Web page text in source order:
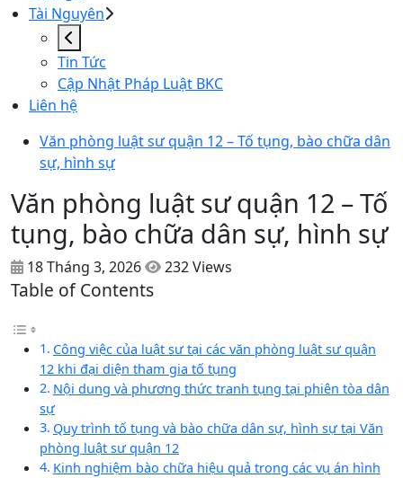
Tài Nguyên
Tin Tức
Cập Nhật Pháp Luật BKC
Liên hệ
Văn phòng luật sư quận 12 – Tố tụng, bào chữa dân
sự, hình sự
Văn phòng luật sư quận 12 – Tố
tụng, bào chữa dân sự, hình sự
18 Tháng 3, 2026 232 Views
Table of Contents
Công việc của luật sư tại các văn phòng luật sư quận
12 khi đại diện tham gia tố tụng
Nội dung và phương thức tranh tụng tại phiên tòa dân
sự
Quy trình tố tụng và bào chữa dân sự, hình sự tại Văn
phòng luật sư quận 12
Kinh nghiệm bào chữa hiệu quả trong các vụ án hình